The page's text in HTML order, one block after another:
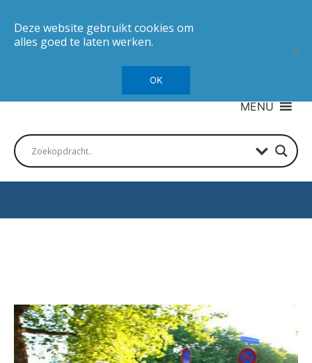
MENU
Deze website gebruikt cookies om
alles goed te laten werken.
OK